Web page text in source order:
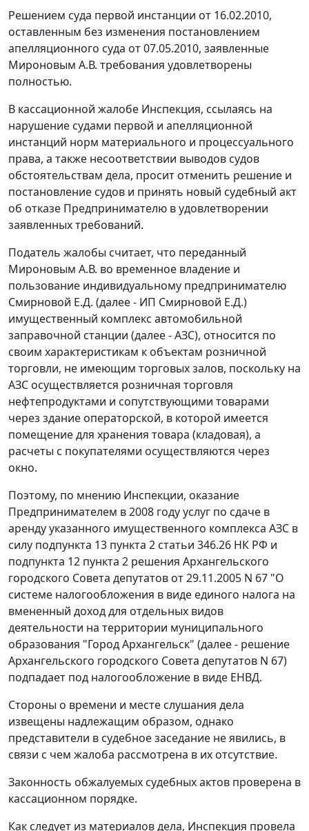
Решением суда первой инстанции от 16.02.2010,
оставленным без изменения постановлением
апелляционного суда от 07.05.2010, заявленные
Мироновым А.В. требования удовлетворены
полностью.
В кассационной жалобе Инспекция, ссылаясь на
нарушение судами первой и апелляционной
инстанций норм материального и процессуального
права, а также несоответствии выводов судов
обстоятельствам дела, просит отменить решение и
постановление судов и принять новый судебный акт
об отказе Предпринимателю в удовлетворении
заявленных требований.
Податель жалобы считает, что переданный
Мироновым А.В. во временное владение и
пользование индивидуальному предпринимателю
Смирновой Е.Д. (далее - ИП Смирновой Е.Д.)
имущественный комплекс автомобильной
заправочной станции (далее - АЗС), относится по
своим характеристикам к объектам розничной
торговли, не имеющим торговых залов, поскольку на
АЗС осуществляется розничная торговля
нефтепродуктами и сопутствующими товарами
через здание операторской, в которой имеется
помещение для хранения товара (кладовая), а
расчеты с покупателями осуществляются через
окно.
Поэтому, по мнению Инспекции, оказание
Предпринимателем в 2008 году услуг по сдаче в
аренду указанного имущественного комплекса АЗС в
силу подпункта 13 пункта 2 статьи 346.26 НК РФ и
подпункта 12 пункта 2 решения Архангельского
городского Совета депутатов от 29.11.2005 N 67 "О
системе налогообложения в виде единого налога на
вмененный доход для отдельных видов
деятельности на территории муниципального
образования "Город Архангельск" (далее - решение
Архангельского городского Совета депутатов N 67)
подпадает под налогообложение в виде ЕНВД.
Стороны о времени и месте слушания дела
извещены надлежащим образом, однако
представители в судебное заседание не явились, в
связи с чем жалоба рассмотрена в их отсутствие.
Законность обжалуемых судебных актов проверена в
кассационном порядке.
Как следует из материалов дела, Инспекция провела